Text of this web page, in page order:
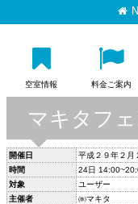
空室情報 料金ご案内
マキタフ
開催日
平成２９年２月
時間
24日
対象
ユーザー
主催者
㈱マキタ